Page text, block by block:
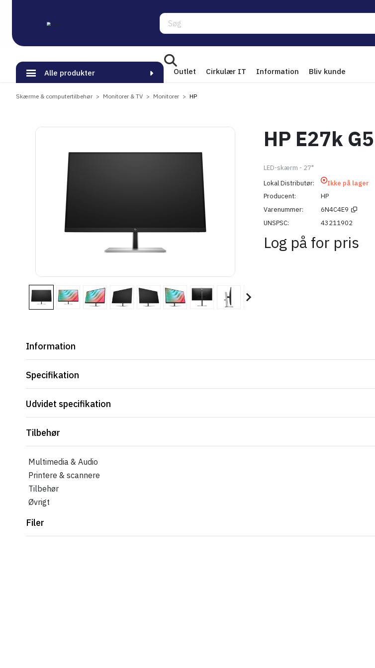
Søg
Alle produkter Outlet Cirkulær IT Information Bliv kunde
Skærme & computertilbehør Monitorer & TV Monitorer HP
HP E27k
LED-skærm - 27"
Lokal Distributør
Ikke på lager
Producent
HP
Varenummer
6N4C4E9
UNSPSC
43211902
Log på for pris
Information
Specifikation
Udvidet specifikation
Tilbehør
Multimedia & Audio
Printere & scannere
Tilbehør
Øvrigt
Filer